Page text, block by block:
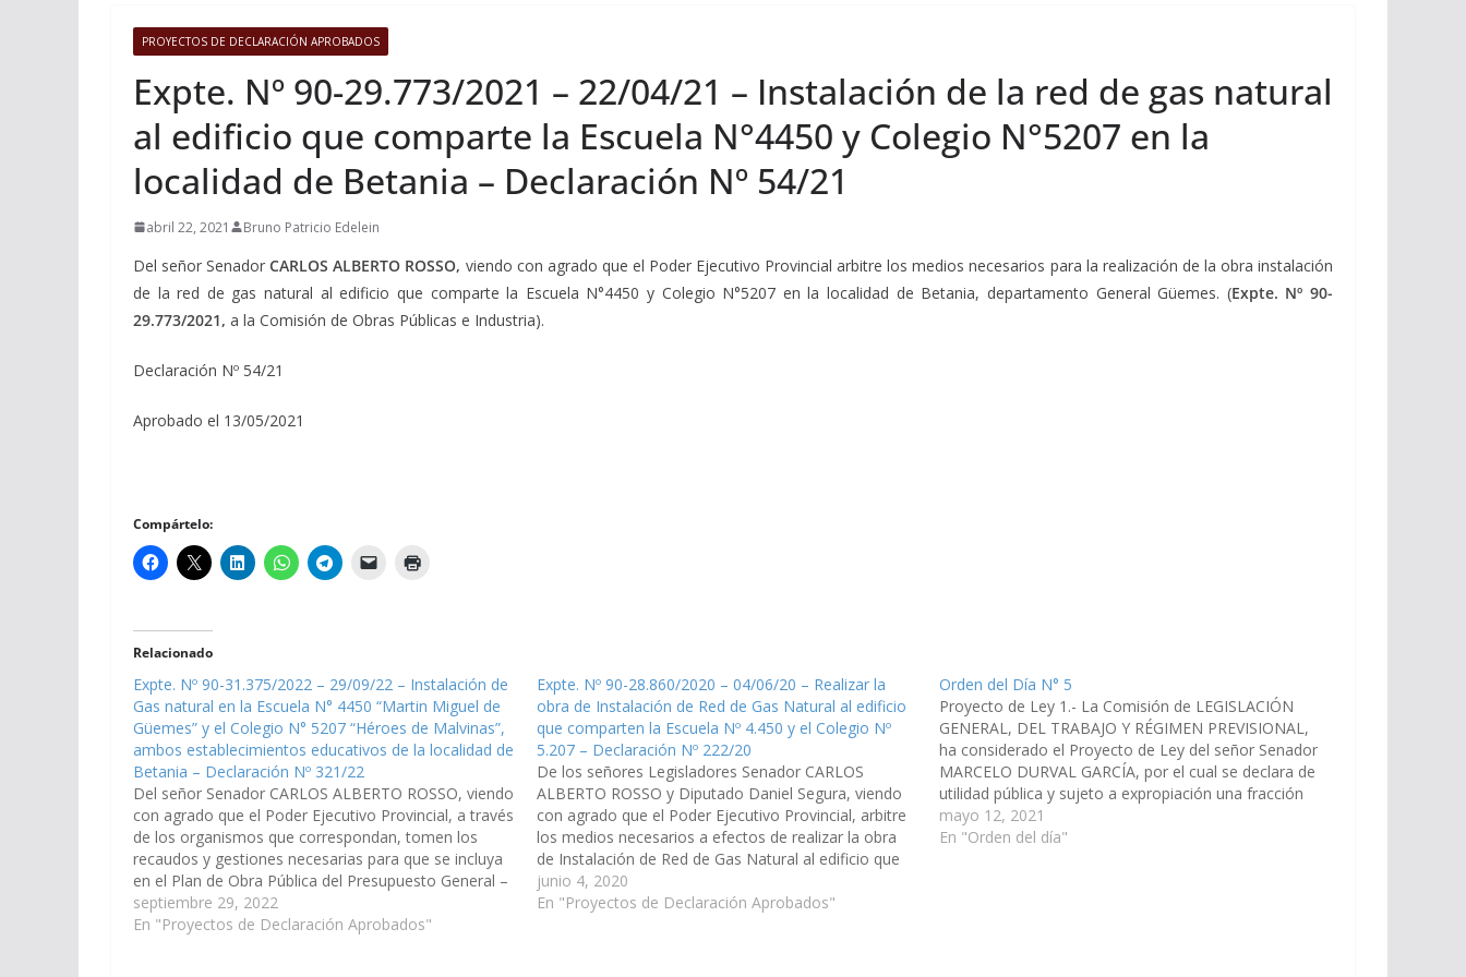
PROYECTOS DE DECLARACIÓN APROBADOS
Expte. Nº 90-29.773/2021 – 22/04/21 – Instalación de la red de gas natural
al edificio que comparte la Escuela N°4450 y Colegio N°5207 en la
localidad de Betania – Declaración Nº 54/21
abril 22, 2021 Bruno Patricio Edelein
Del señor SenadorCARLOS ALBERTO ROSSO, viendo con agrado que el Poder Ejecutivo Provincial arbitre los medios necesarios para la realización de la obra instalación
de la red de gas natural al edificio que comparte la Escuela N°4450 y Colegio N°5207 en la localidad de Betania, departamento General Güemes. (Expte. Nº 90-
29.773/2021, a la Comisión de Obras Públicas e Industria).
Declaración Nº 54/21
Aprobado el 13/05/2021
Compártelo:
Relacionado
Expte. Nº 90-31.375/2022 – 29/09/22 – Instalación de
Gas natural en la Escuela N° 4450 “Martin Miguel de
Güemes” y el Colegio N° 5207 “Héroes de Malvinas”,
ambos establecimientos educativos de la localidad de
Betania – Declaración Nº 321/22
Del señor Senador CARLOS ALBERTO ROSSO, viendo
con agrado que el Poder Ejecutivo Provincial, a través
de los organismos que correspondan, tomen los
recaudos y gestiones necesarias para que se incluya
en el Plan de Obra Pública del Presupuesto General –
Ejercicio 2023; la Instalación de Gas natural en la…
septiembre 29, 2022
En "Proyectos de Declaración Aprobados"
Expte. Nº 90-28.860/2020 – 04/06/20 – Realizar la
obra de Instalación de Red de Gas Natural al edificio
que comparten la Escuela Nº 4.450 y el Colegio Nº
5.207 – Declaración Nº 222/20
De los señores Legisladores Senador CARLOS
ALBERTO ROSSO y Diputado Daniel Segura, viendo
con agrado que el Poder Ejecutivo Provincial, arbitre
los medios necesarios a efectos de realizar la obra
de Instalación de Red de Gas Natural al edificio que
comparten la Escuela Nº 4.450 Martin Miguel de
Güemes y el Colegio…
junio 4, 2020
En "Proyectos de Declaración Aprobados"
Orden del Día N° 5
Proyecto de Ley 1.- La Comisión de LEGISLACIÓN
GENERAL, DEL TRABAJO Y RÉGIMEN PREVISIONAL,
ha considerado el Proyecto de Ley del señor Senador
MARCELO DURVAL GARCÍA, por el cual se declara de
utilidad pública y sujeto a expropiación una fracción
del Inmueble identificado con la Matrícula Nº 17.163 y
el…
mayo 12, 2021
En "Orden del día"